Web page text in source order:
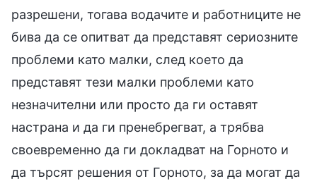
разрешени, тогава водачите и работниците не
бива да се опитват да представят сериозните
проблеми като малки, след което да
представят тези малки проблеми като
незначителни или просто да ги оставят
настрана и да ги пренебрегват, а трябва
своевременно да ги докладват на Горното и
да търсят решения от Горното, за да могат да